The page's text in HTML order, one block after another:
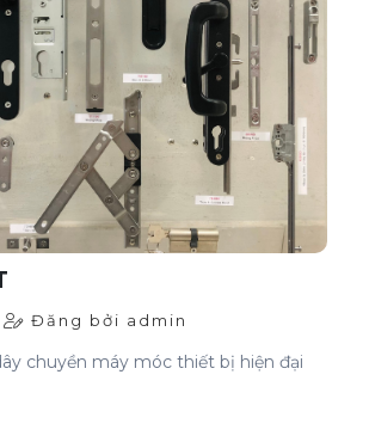
Đăng bởi admin
chuyền máy móc thiết bị hiện đại